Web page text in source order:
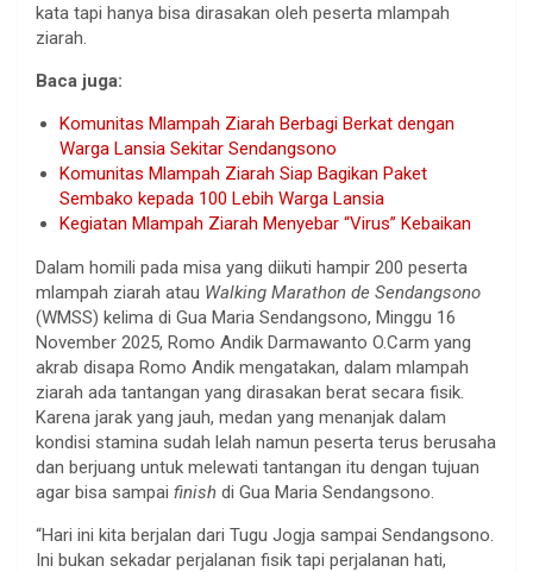
kata tapi hanya bisa dirasakan oleh peserta mlampah
ziarah.
Baca juga:
Komunitas Mlampah Ziarah Berbagi Berkat dengan
Warga Lansia Sekitar Sendangsono
Komunitas Mlampah Ziarah Siap Bagikan Paket
Sembako kepada 100 Lebih Warga Lansia
Kegiatan Mlampah Ziarah Menyebar “Virus” Kebaikan
Dalam homili pada misa yang diikuti hampir 200 peserta
mlampah ziarah atau Walking Marathon de Sendangsono
(WMSS) kelima di Gua Maria Sendangsono, Minggu 16
November 2025, Romo Andik Darmawanto O.Carm yang
akrab disapa Romo Andik mengatakan, dalam mlampah
ziarah ada tantangan yang dirasakan berat secara fisik.
Karena jarak yang jauh, medan yang menanjak dalam
kondisi stamina sudah lelah namun peserta terus berusaha
dan berjuang untuk melewati tantangan itu dengan tujuan
agar bisa sampai finish di Gua Maria Sendangsono.
“Hari ini kita berjalan dari Tugu Jogja sampai Sendangsono.
Ini bukan sekadar perjalanan fisik tapi perjalanan hati,